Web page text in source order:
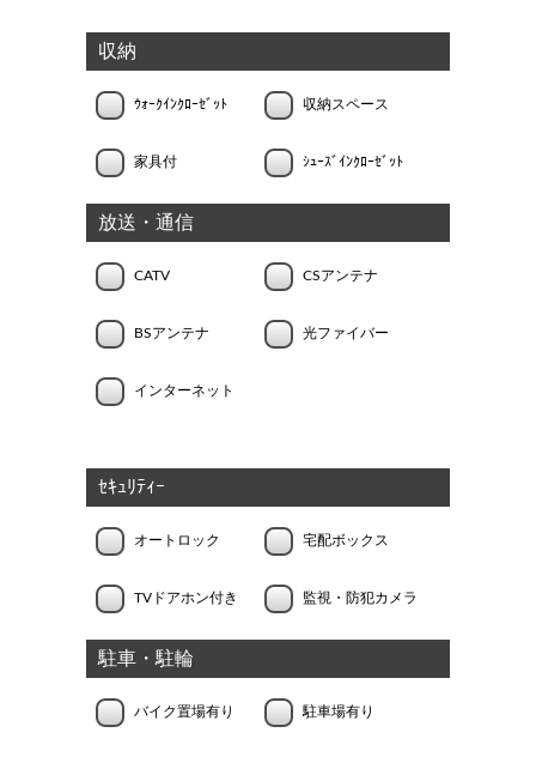
収納
ｳｫｰｸｲﾝｸﾛｰｾﾞｯﾄ 収納スペース
家具付 ｼｭｰｽﾞｲﾝｸﾛｰｾﾞｯﾄ
放送・通信
CATV CSアンテナ
BSアンテナ 光ファイバー
インターネット
ｾｷｭﾘﾃｨｰ
オートロック 宅配ボックス
TVドアホン付き 監視・防犯カメラ
駐車・駐輪
バイク置場有り 駐車場有り